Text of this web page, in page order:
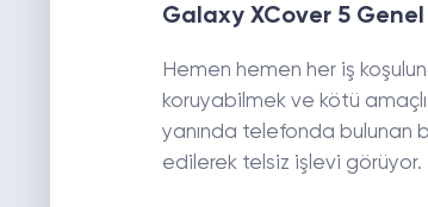
Galaxy XCover 5
Hemen hemen her iş
koruyabilmek ve kötü amaçlı
yanında telefonda bulunan
edilerek telsiz işlevi görüyor.